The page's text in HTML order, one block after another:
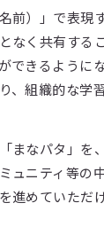
前）」で表現
なく共有する
できるように
、組織的な学
まなパタ」を
ュニティ等の
進めていただ